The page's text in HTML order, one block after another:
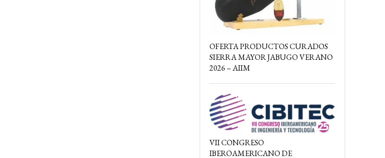
OFERTA PRODUCTOS CURADOS
SIERRA MAYOR JABUGO VERANO
2026 – AIIM
VII CONGRESO
IBEROAMERICANO DE